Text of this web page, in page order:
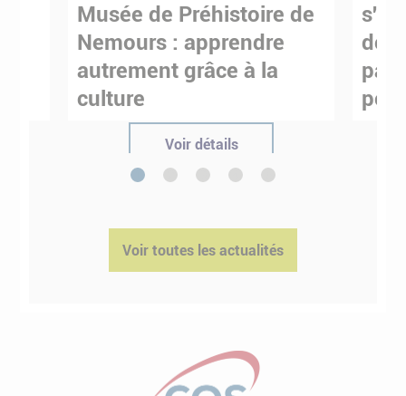
Musée de Préhistoire de
Nemours : apprendre
autrement grâce à la
culture
Voir détails
de
Voir toutes les actualités